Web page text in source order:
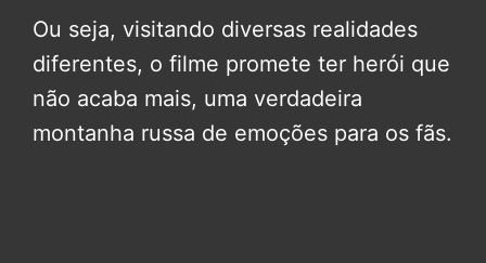
Ou seja, visitando diversas realidades
diferentes, o filme promete ter herói que
não acaba mais, uma verdadeira
montanha russa de emoções para os fãs.